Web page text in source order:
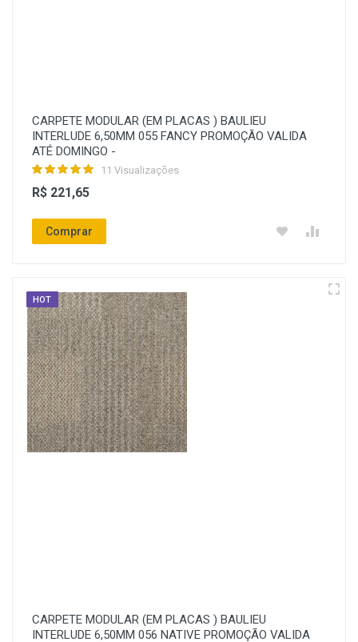
CARPETE MODULAR (EM PLACAS ) BAULIEU
INTERLUDE 6,50MM 055 FANCY PROMOÇÃO VALIDA
ATÉ DOMINGO -
11 Visualizações
R$ 221,65
Comprar
HOT
CARPETE MODULAR (EM PLACAS ) BAULIEU
INTERLUDE 6,50MM 056 NATIVE PROMOÇÃO VALIDA